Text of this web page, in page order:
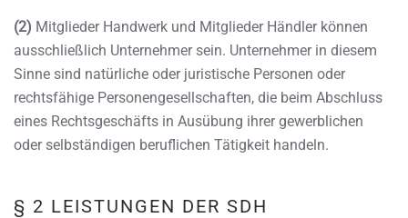
(2) Mitglieder Handwerk und Mitglieder Händler können
ausschließlich Unternehmer sein. Unternehmer in diesem
Sinne sind natürliche oder juristische Personen oder
rechtsfähige Personengesellschaften, die beim Abschluss
eines Rechtsgeschäfts in Ausübung ihrer gewerblichen
oder selbständigen beruflichen Tätigkeit handeln.
§ 2 LEISTUNGEN DER SDH